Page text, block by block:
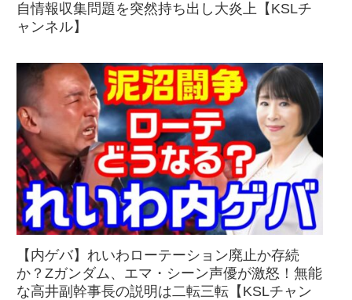
自情報収集問題を突然持ち出し大炎上【KSLチ
ャンネル】
【内ゲバ】れいわローテーション廃止か存続
か？Zガンダム、エマ・シーン声優が激怒！無能
な高井副幹事長の説明は二転三転【KSLチャン